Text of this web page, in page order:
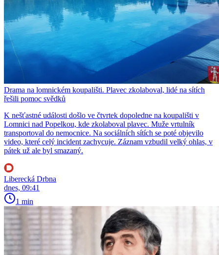
Drama na lomnickém koupališti. Plavec zkolaboval, lidé na sítích
řešili pomoc svědků
K nešťastné události došlo ve čtvrtek dopoledne na koupališti v
Lomnici nad Popelkou, kde zkolaboval plavec. Muže vrtulník
transportoval do nemocnice. Na sociálních sítích se poté objevilo
video, které celý incident zachycuje. Záznam vzbudil velký ohlas, v
pátek už ale byl smazaný.
Liberecká Drbna
dnes, 09:41
1 min